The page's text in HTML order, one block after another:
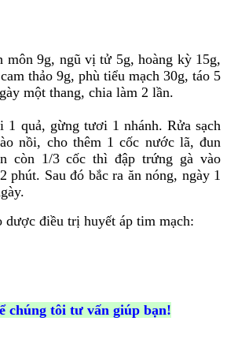
môn 9g, ngũ vị tử 5g, hoàng kỳ 15g,
thảo 9g, phù tiểu mạch 30g, táo 5
một thang, chia làm 2 lần.
1 quả, gừng tươi 1 nhánh. Rửa sạch
nồi, cho thêm 1 cốc nước lã, đun
còn 1/3 cốc thì đập trứng gà vào
phút. Sau đó bắc ra ăn nóng, ngày 1
dược điều trị huyết áp tim mạch:
chúng tôi tư vấn giúp bạn!